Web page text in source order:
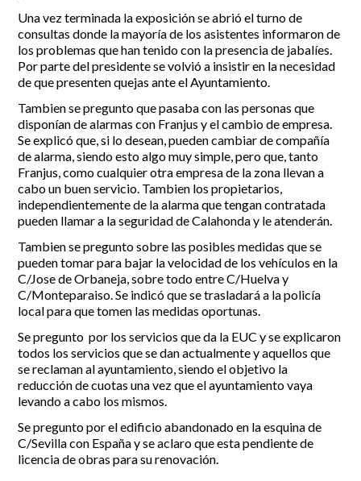
Una vez terminada la exposición se abrió el turno de
consultas donde la mayoría de los asistentes informaron de
los problemas que han tenido con la presencia de jabalíes.
Por parte del presidente se volvió a insistir en la necesidad
de que presenten quejas ante el Ayuntamiento.
Tambien se pregunto que pasaba con las personas que
disponían de alarmas con Franjus y el cambio de empresa.
Se explicó que, si lo desean, pueden cambiar de compañía
de alarma, siendo esto algo muy simple, pero que, tanto
Franjus, como cualquier otra empresa de la zona llevan a
cabo un buen servicio. Tambien los propietarios,
independientemente de la alarma que tengan contratada
pueden llamar a la seguridad de Calahonda y le atenderán.
Tambien se pregunto sobre las posibles medidas que se
pueden tomar para bajar la velocidad de los vehículos en la
C/Jose de Orbaneja, sobre todo entre C/Huelva y
C/Monteparaiso. Se indicó que se trasladará a la policía
local para que tomen las medidas oportunas.
Se pregunto por los servicios que da la EUC y se explicaron
todos los servicios que se dan actualmente y aquellos que
se reclaman al ayuntamiento, siendo el objetivo la
reducción de cuotas una vez que el ayuntamiento vaya
levando a cabo los mismos.
Se pregunto por el edificio abandonado en la esquina de
C/Sevilla con España y se aclaro que esta pendiente de
licencia de obras para su renovación.